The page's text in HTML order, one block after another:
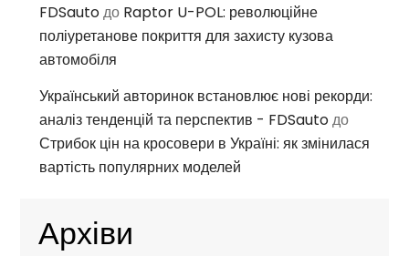
FDSautoдо Raptor U-POL: революційне
поліуретанове покриття для захисту кузова
автомобіля
Український авторинок встановлює нові рекорди:
аналіз тенденцій та перспектив - FDSautoдо
Стрибок цін на кросовери в Україні: як змінилася
вартість популярних моделей
Архіви